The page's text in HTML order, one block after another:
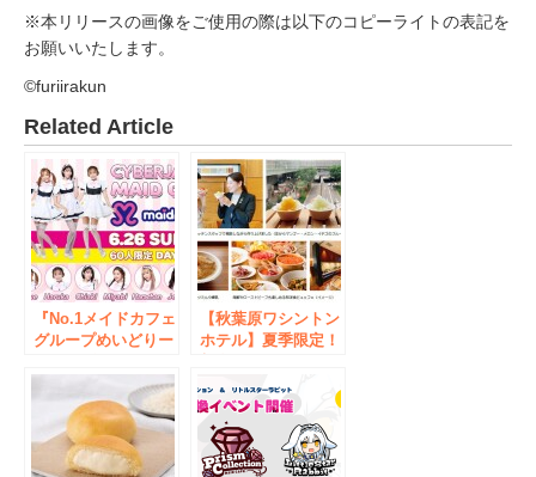
※本リリースの画像をご使用の際は以下のコピーライトの表記を
お願いいたします。
©furiirakun
Related Article
『No.1メイドカフェ
グループめいどりー
「CYBERJAPAN
DANCERS」とコラ
ボイベントを開催
【秋葉原ワシントン
ホテル】夏季限定！
き氷登場！自家製フ
ルーツシロップで食
べるモーニングかき
氷